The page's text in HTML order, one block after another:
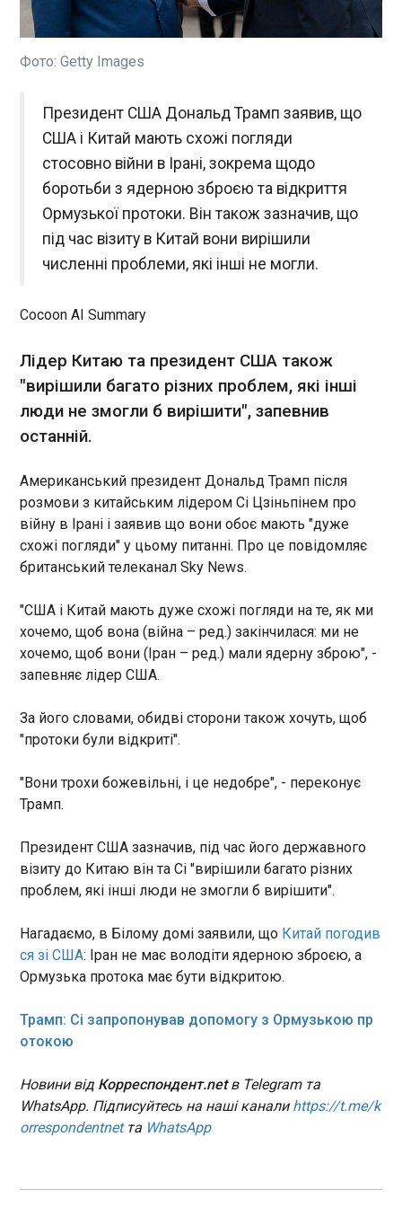
Уряд Португалії, що складається з
правоцентристської меншості, у четвер
продовжив реалізацію свого плану реформи
переговори з профспілками зірвалися,
сподіваючись отримати схвалення парламенту
за підтримки ультраправих.
Греція чекає від України пояснень щодо
знайденого морського дрона
09:44:03
Греція все ще не має пояснень від представників
Міністерства оборони України стосовно
гіпотетично "українського" морського дрона,
Дендіас, повідомляє Ekathimerini.
ЧИТАТЬ
Трамп попросив у Сі троянди для Розарію
Білого дому
09:41:45
Китайський лідер Сі Цзіньпін пообіцяв надіслати
насіння троянд. Про це Трамп сказав у п’ятницю,
15 травня, передає Sky News , пише
"Європейська правда". За словами Трампа, Сі
сказав це після того, як раніше лідери обох
країн близько 10 хвилин прогулювалися садами
в закритому урядовому комплексі Чжуннаньхай
ЧИТАТЬ
ЄС готує умови для кредиту Києву на €90
млрд - ЗМІ
09:29:35
Євросоюз готується затвердити умови кредиту
18 травня, що наблизить отримання першого
траншу на суму понад 9 млрд євро у червні. Про
ЧИТАТЬ
Уряд Естонії розглядає три сценарії участі в
місії в Ормузькій протоці
09:28:21
Естонський уряд розглядає різні варіанти того,
судноплавства в Ормузькій протоці. Про це
пише ERR , передає "Європейська правда". Уряд
Естонії розглядає три варіанти місії в Ормузькій
екіпажів безпілотних підводних апаратів або
тральника.
Гельсінкі: прямої військової загрози немає
09:20:03
Президент Фінляндії Александр Стубб заявив
про відсутність прямої військової загрози для
Фото: Getty Images
Президент США Дональд Трамп заявив, що
США і Китай мають схожі погляди
стосовно війни в Ірані, зокрема щодо
боротьби з ядерною зброєю та відкриття
Ормузької протоки. Він також зазначив, що
під час візиту в Китай вони вирішили
численні проблеми, які інші не могли.
Cocoon AI Summary
Лідер Китаю та президент США також
"вирішили багато різних проблем, які інші
люди не змогли б вирішити", запевнив
останній.
Американський президент Дональд Трамп після
розмови з китайським лідером Сі Цзіньпінем про
війну в Ірані і заявив що вони обоє мають "дуже
схожі погляди" у цьому питанні. Про це повідомляє
британський телеканал Sky News.
"США і Китай мають дуже схожі погляди на те, як ми
хочемо, щоб вона (війна – ред.) закінчилася: ми не
хочемо, щоб вони (Іран – ред.) мали ядерну зброю", -
запевняє лідер США.
За його словами, обидві сторони також хочуть, щоб
"протоки були відкриті".
"Вони трохи божевільні, і це недобре", - переконує
Трамп.
Президент США зазначив, під час його державного
візиту до Китаю він та Сі "вирішили багато різних
проблем, які інші люди не змогли б вирішити".
Нагадаємо, в Білому домі заявили, що Китай погодив
ся зі США: Іран не має володіти ядерною зброєю, а
Ормузька протока має бути відкритою.
Трамп: Сі запропонував допомогу з Ормузькою пр
отокою
Новини від Корреспондент.netв Telegram та
WhatsApp. Підписуйтесь на наші канали https://t.me/k
orrespondentnetта WhatsApp